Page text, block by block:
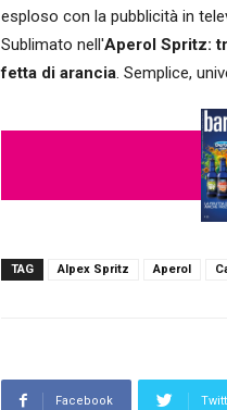
esploso con la pubblicità in
Sublimato nell'Aperol Spritz:
fetta di arancia. Semplice,
TAG Alpex Spritz Aperol
Facebook